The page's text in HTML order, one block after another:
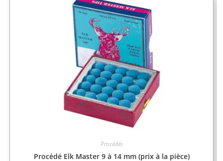
Procédés
Procédé Elk Master 9 à 14 mm (prix à la pièce)